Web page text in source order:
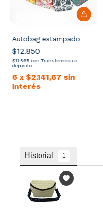
Autobag estampado
$12.850
$11.565con Transferencia o
depósito
6 x$2.141,67 sin
interés